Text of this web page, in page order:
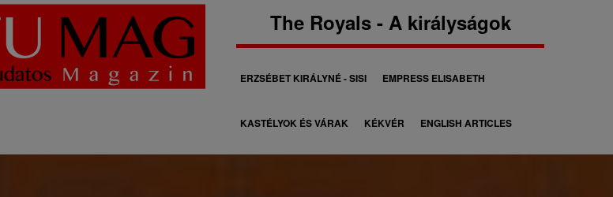
The Royals - A királyságok
M
á
s
o
ERZSÉBET KIRÁLYNÉ - SISI EMPRESS ELISABETH
KASTÉLYOK ÉS VÁRAK KÉKVÉR ENGLISH ARTICLES